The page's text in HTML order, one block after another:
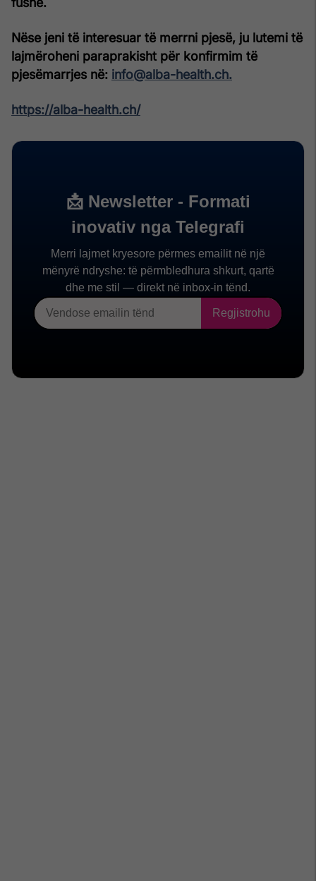
Nëse jeni të interesuar të merrni pjesë, ju lutemi të
lajmëroheni paraprakisht për konfirmim të
pjesëmarrjes në: info@alba-health.ch.
https://alba-health.ch/